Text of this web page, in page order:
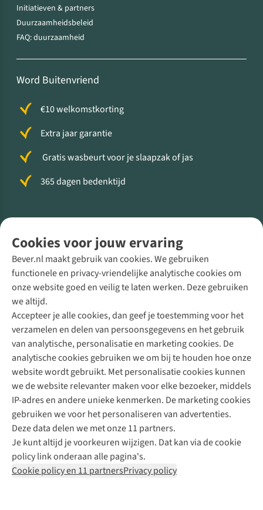
Cookies voor jouw ervaring
Bever.nl maakt gebruik van cookies. We gebruiken
functionele en privacy-vriendelijke analytische cookies om
onze website goed en veilig te laten werken. Deze gebruiken
we altijd.
Accepteer je alle cookies, dan geef je toestemming voor het
verzamelen en delen van persoonsgegevens en het gebruik
van analytische, personalisatie en marketing cookies. De
analytische cookies gebruiken we om bij te houden hoe onze
website wordt gebruikt. Met personalisatie cookies kunnen
we de website relevanter maken voor elke bezoeker, middels
IP-adres en andere unieke kenmerken. De marketing cookies
gebruiken we voor het personaliseren van advertenties.
Deze data delen we met onze 11 partners.
Je kunt altijd je voorkeuren wijzigen. Dat kan via de cookie
policy link onderaan alle pagina's.
Cookie policy en 11 partnersPrivacy policy
Initiatieven & partners
Duurzaamheidsbeleid
FAQ: duurzaamheid
Word Buitenvriend
€10 welkomstkorting
Extra jaar garantie
Gratis wasbeurt voor je slaapzak of jas
365 dagen bedenktijd
Direct advies van een Buitenexpert
+31 (0)85 888 50 88
+31 6 12 28 49 80
Contactformulier